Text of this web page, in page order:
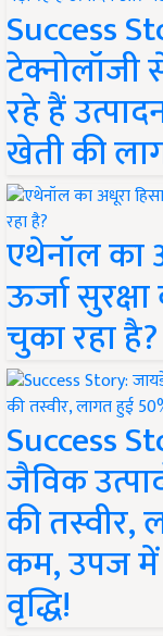
Success
रहे हैं
खेती की
एथेनॉल का
ऊर्जा
चुका रहा है?
Success
जैविक
की तस्वीर,
कम, उपज में
वृद्धि!